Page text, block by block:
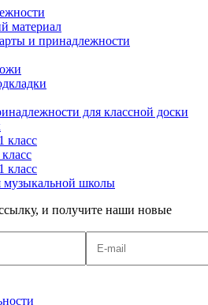
материал
и принадлежности
для классной доски
класс
класс
музыкальной школы
и получите наши новые